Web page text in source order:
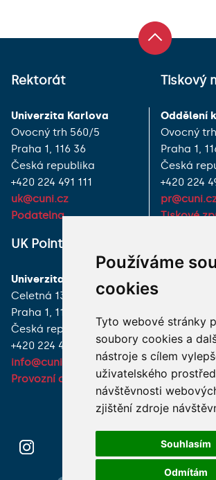
Používáme
cookies
Tyto webové stránky
soubory cookies a
nástroje s cílem
uživatelského
návštěvnosti
zjištění zdroje
Souhlasím
Odmítám
Rektorát
Univerzita Karlova
Ovocný trh 560/5
Praha 1, 116 36
Česká republika
+420 224 491 111
uk@cuni.cz
Podatelna
Tiskový
Oddělení
Ovocný
Praha 1,
Česká
+420 224
Tiskové
UK Point
Univerzita Karlova
Celetná 13
Praha 1, 116 36
Česká republika
+420 224 491 850
info@cuni.cz
Provozní doba a kontakty